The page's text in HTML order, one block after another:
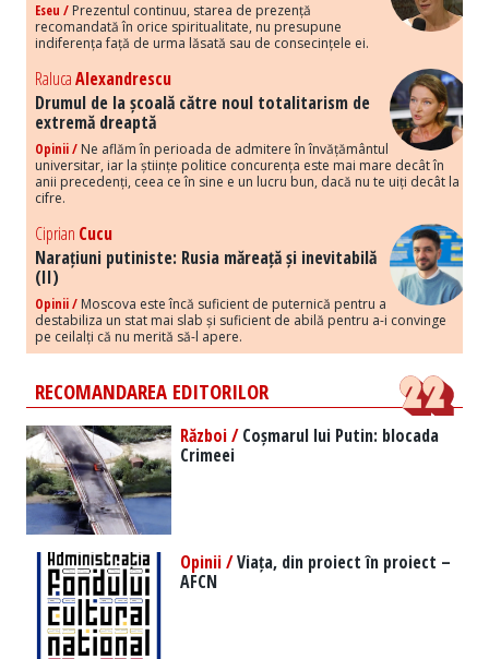
Eseu / Prezentul continuu, starea de prezență
recomandată în orice spiritualitate, nu presupune
indiferența față de urma lăsată sau de consecințele ei.
RalucaAlexandrescu
Drumul de la școală către noul totalitarism de
extremă dreaptă
Opinii / Ne aflăm în perioada de admitere în învățământul
universitar, iar la științe politice concurența este mai mare decât în
anii precedenți, ceea ce în sine e un lucru bun, dacă nu te uiți decât la
cifre.
Ciprian Cucu
Narațiuni putiniste: Rusia măreață și inevitabilă
(II)
Opinii / Moscova este încă suficient de puternică pentru a
destabiliza un stat mai slab și suficient de abilă pentru a-i convinge
pe ceilalți că nu merită să-l apere.
RECOMANDAREA EDITORILOR
Război /Coșmarul lui Putin: blocada
Crimeei
Opinii /Viața, din proiect în proiect –
AFCN